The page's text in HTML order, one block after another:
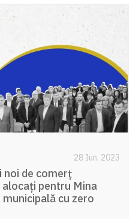
28 Iun. 2023
noi de comerț
pentru Mina
cu zero